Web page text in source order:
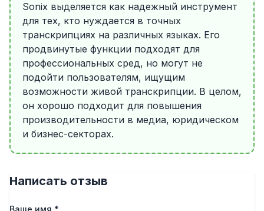
Sonix выделяется как надежный инструмент
для тех, кто нуждается в точных
транскрипциях на различных языках. Его
продвинутые функции подходят для
профессиональных сред, но могут не
подойти пользователям, ищущим
возможности живой транскрипции. В целом,
он хорошо подходит для повышения
производительности в медиа, юридическом
и бизнес-секторах.
Написать отзыв
Ваше имя *